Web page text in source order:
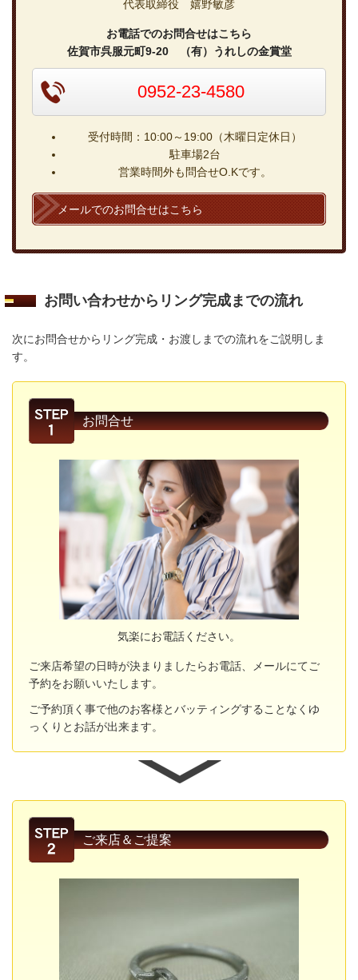
代表取締役 嬉野敏彦
お電話でのお問合せはこちら
佐賀市呉服元町9-20 （有）うれしの金賞堂
0952-23-4580
受付時間：10:00～19:00（木曜日定休日）
駐車場2台
営業時間外も問合せO.Kです。
メールでのお問合せはこちら
お問い合わせからリング完成までの流れ
次にお問合せからリング完成・お渡しまでの流れをご説明しま
す。
お問合せ
気楽にお電話ください。
ご来店希望の日時が決まりましたらお電話、メールにてご
予約をお願いいたします。
ご予約頂く事で他のお客様とバッティングすることなくゆ
っくりとお話が出来ます。
ご来店＆ご提案